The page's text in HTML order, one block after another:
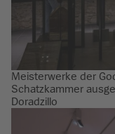
Meisterwerke der
Schatzkammer
Doradzillo